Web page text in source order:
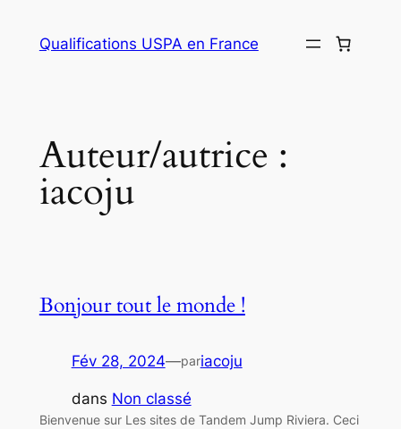
Qualifications USPA en France
Auteur/autrice :
iacoju
Bonjour tout le monde !
Fév 28, 2024—pariacoju
dans Non classé
Bienvenue sur Les sites de Tandem Jump Riviera. Ceci